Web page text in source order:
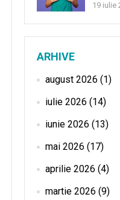
19 iulie
ARHIVE
august 2026 (1)
iulie 2026 (14)
iunie 2026 (13)
mai 2026 (17)
aprilie 2026 (4)
martie 2026 (9)